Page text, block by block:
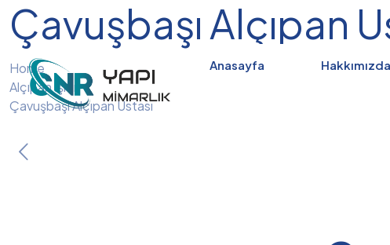
Anasayfa Hakkımızda
Çavuşbaşı Alçıpan
Home
Alçıpan İşleri
Çavuşbaşı Alçıpan Ustası